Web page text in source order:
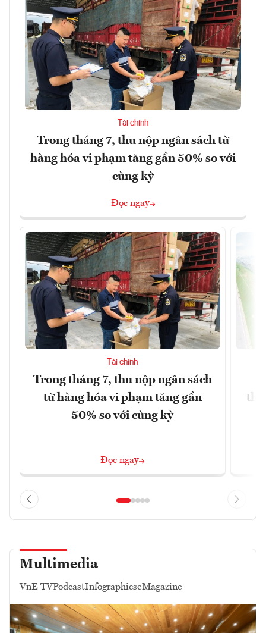
Tài chính
Trong tháng 7, thu nộp ngân sách từ
hàng hóa vi phạm tăng gần 50% so với
cùng kỳ
Đọc ngay
Tài chính
Trong tháng 7, thu nộp ngân sách
từ hàng hóa vi phạm tăng gần
50% so với cùng kỳ
Đọc ngay
Multimedia
VnE TVPodcastInfographicseMagazine